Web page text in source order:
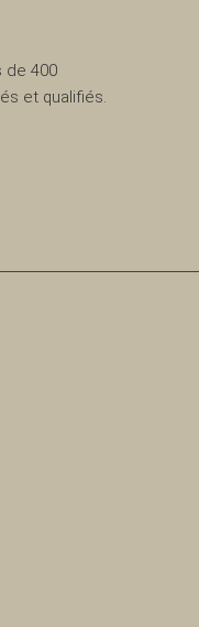
de 400
et qualifiés.